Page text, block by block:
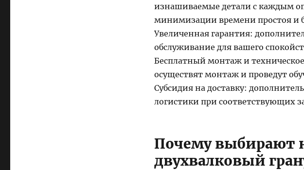
изнашиваемые детали с каждым
минимизации времени простоя и
Увеличенная гарантия:
обслуживание для вашего
Бесплатный монтаж и
осуществят монтаж и проведут
Субсидия на доставку:
логистики при соответствующих
Почему выбирают
двухвалковый